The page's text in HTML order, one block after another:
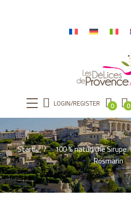
LOGIN/REGISTER 0 0
Start 100 % natürliche Sirupe
Rosmarin